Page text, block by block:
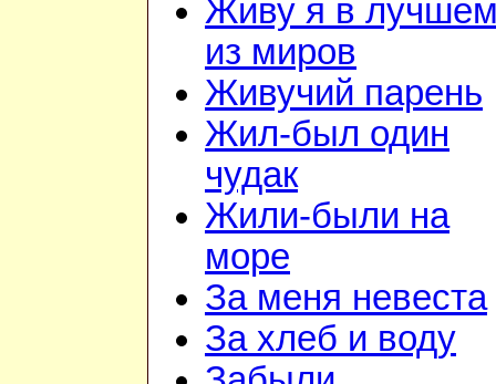
Живу я в
из миров
Живучий парень
Жил-был один
чудак
Жили-были на
море
За меня невеста
За хлеб и воду